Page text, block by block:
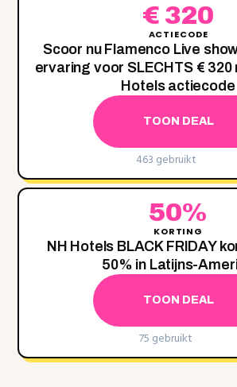
€ 320
ACTIECODE
Scoor nu Flamenco Live
ervaring voor SLECHTS € 320
Hotels actiecode
TOON DEAL
463 gebruikt
50%
KORTING
NH Hotels BLACK FRIDAY
50% in Latijns-
TOON DEAL
75 gebruikt